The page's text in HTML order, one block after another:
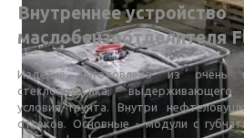
Внутреннее устройство
маслобензоотделителя
Изделие изготовлено из очень
стеклопластика,
условия грунта. Внутри
отсеков. Основные - модули с